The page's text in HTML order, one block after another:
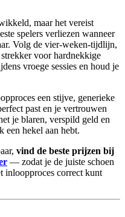
maar het vereist
spelers verliezen wanneer
Volg de vier-weken-tijdlijn,
voor hardnekkige
vroege sessies en houd je
een stijve, generieke
past en je vertrouwen
je blaren, verspild geld en
een hekel aan hebt.
vind de beste prijzen bij
— zodat je de juiste schoen
inloopproces correct kunt